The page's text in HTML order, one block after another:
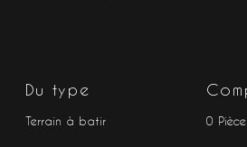
Du type
Terrain à batir 0 Pièce